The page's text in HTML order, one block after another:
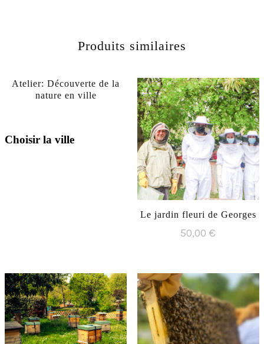
Produits similaires
Atelier: Découverte de la
nature en ville
Le jardin fleuri de Georges
50,00 €
Choisir la ville